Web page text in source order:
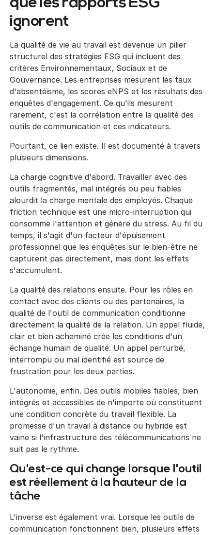
que les rapports ESG
ignorent
La qualité de vie au travail est devenue un pilier
structurel des stratégies ESG qui incluent des
critères Environnementaux, Sociaux et de
Gouvernance. Les entreprises mesurent les taux
d'absentéisme, les scores eNPS et les résultats des
enquêtes d'engagement. Ce qu'ils mesurent
rarement, c'est la corrélation entre la qualité des
outils de communication et ces indicateurs.
Pourtant, ce lien existe. Il est documenté à travers
plusieurs dimensions.
La charge cognitive d'abord. Travailler avec des
outils fragmentés, mal intégrés ou peu fiables
alourdit la charge mentale des employés. Chaque
friction technique est une micro-interruption qui
consomme l'attention et génère du stress. Au fil du
temps, il s'agit d'un facteur d'épuisement
professionnel que les enquêtes sur le bien-être ne
capturent pas directement, mais dont les effets
s'accumulent.
La qualité des relations ensuite. Pour les rôles en
contact avec des clients ou des partenaires, la
qualité de l'outil de communication conditionne
directement la qualité de la relation. Un appel fluide,
clair et bien acheminé crée les conditions d'un
échange humain de qualité. Un appel perturbé,
interrompu ou mal identifié est source de
frustration pour les deux parties.
L'autonomie, enfin. Des outils mobiles fiables, bien
intégrés et accessibles de n'importe où constituent
une condition concrète du travail flexible. La
promesse d'un travail à distance ou hybride est
vaine si l'infrastructure des télécommunications ne
suit pas le rythme.
Qu'est-ce qui change lorsque l'outil
est réellement à la hauteur de la
tâche
L'inverse est également vrai. Lorsque les outils de
communication fonctionnent bien, plusieurs effets